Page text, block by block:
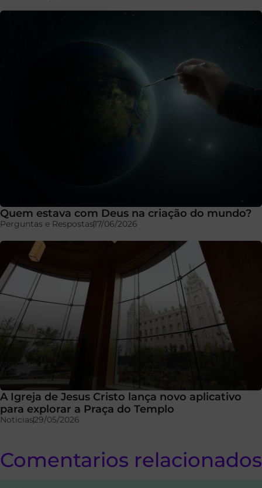
Quem estava com Deus na criação do mundo?
Perguntas e Respostas17/06/2026
A Igreja de Jesus Cristo lança novo aplicativo
para explorar a Praça do Templo
Notícias29/05/2026
Comentarios relacionados